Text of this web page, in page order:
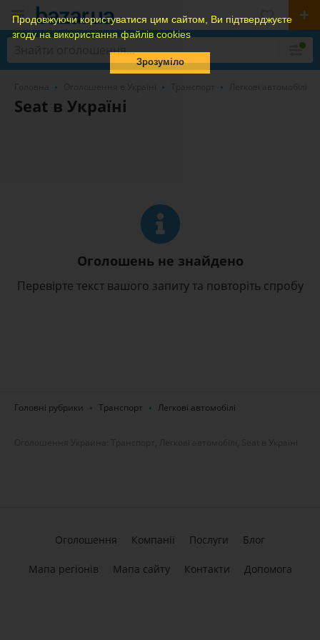
Продовжуючи користуватися цим сайтом, Ви підтверджуєте
згоду на використання файлів cookies
Зрозуміло
Seat в Україні
Оголошень не знайдено
Перевірте текст вашого запиту та повторіть спробу
Головні рубрики Транспорт Легкові автомобілі
Оголошення Компанії Послуги Блог
Мапа регіонів Мапа сайту Контакти Допомога